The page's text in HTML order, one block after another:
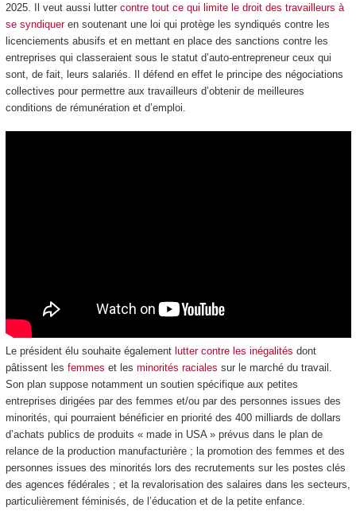
2025. Il veut aussi lutter contre tout ce qui limite le droit des travailleurs à
se syndiqueren soutenant une loi qui protège les syndiqués contre les
licenciements abusifs et en mettant en place des sanctions contre les
entreprises qui classeraient sous le statut d’auto-entrepreneur ceux qui
sont, de fait, leurs salariés. Il défend en effet le principe des négociations
collectives pour permettre aux travailleurs d’obtenir de meilleures
conditions de rémunération et d’emploi.
Le président élu souhaite également lutter contre les inégalités dont
pâtissent les femmes et les minorités raciales sur le marché du travail.
Son plan suppose notamment un soutien spécifique aux petites
entreprises dirigées par des femmes et/ou par des personnes issues des
minorités, qui pourraient bénéficier en priorité des 400 milliards de dollars
d’achats publics de produits « made in USA » prévus dans le plan de
relance de la production manufacturière ; la promotion des femmes et des
personnes issues des minorités lors des recrutements sur les postes clés
des agences fédérales ; et la revalorisation des salaires dans les secteurs,
particulièrement féminisés, de l’éducation et de la petite enfance.